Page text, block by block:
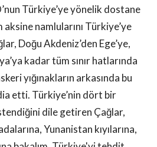
Türkiye’ye yönelik dostane
aksine namlularını Türkiye’ye
Doğu Akdeniz’den Ege’ye,
kadar tüm sınır hatlarında
yığınakların arkasında bu
etti. Türkiye’nin dört bir
dile getiren Çağlar,
Yunanistan kıyılarına,